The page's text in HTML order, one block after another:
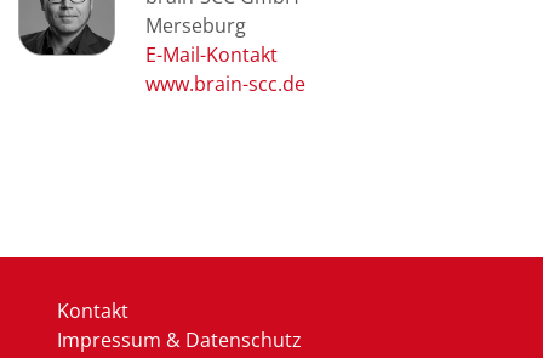
Merseburg
www.brain-scc.de
Kontakt
Impressum & Datenschutz